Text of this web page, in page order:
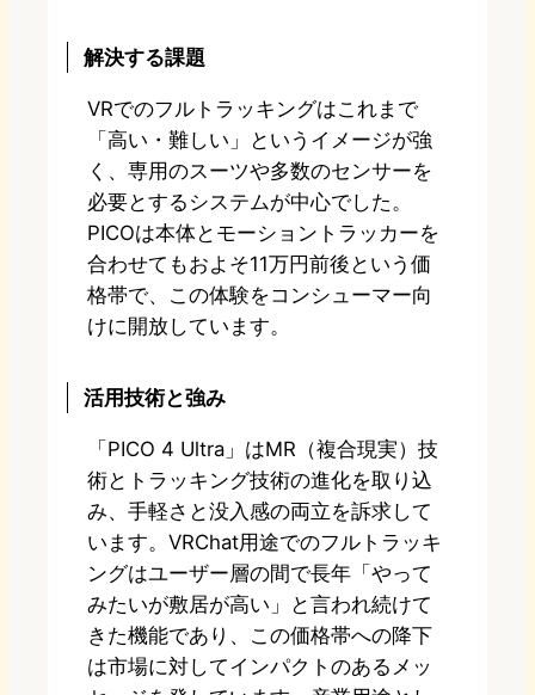
解決する課題
VRでのフルトラッキングはこれまで
「高い・難しい」というイメージが強
く、専用のスーツや多数のセンサーを
必要とするシステムが中心でした。
PICOは本体とモーショントラッカーを
合わせてもおよそ11万円前後という価
格帯で、この体験をコンシューマー向
けに開放しています。
活用技術と強み
「PICO 4 Ultra」はMR（複合現実）技
術とトラッキング技術の進化を取り込
み、手軽さと没入感の両立を訴求して
います。VRChat用途でのフルトラッキ
ングはユーザー層の間で長年「やって
みたいが敷居が高い」と言われ続けて
きた機能であり、この価格帯への降下
は市場に対してインパクトのあるメッ